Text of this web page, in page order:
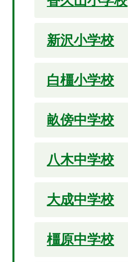
新沢小学校
白橿小学校
畝傍中学校
八木中学校
大成中学校
橿原中学校